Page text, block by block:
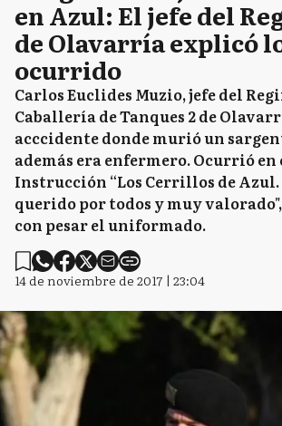
en Azul: El jefe del
de Olavarría explicó
ocurrido
Carlos Euclides Muzio, jefe del
Caballería de Tanques 2 de
acccidente donde murió un
además era enfermero. Ocurrió en
Instrucción “Los Cerrillos de Azul.
querido por todos y muy
con pesar el uniformado.
14 de noviembre de 2017 | 23:04